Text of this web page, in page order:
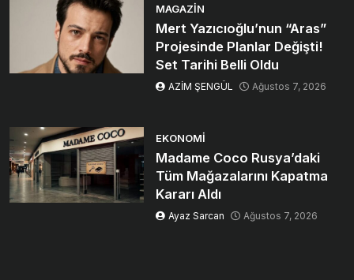
MAGAZIN
Mert Yazıcıoğlu’nun “Aras”
Projesinde Planlar Değişti!
Set Tarihi Belli Oldu
AZİM ŞENGÜL Ağustos 7, 2026
EKONOMI
Madame Coco Rusya’daki
Tüm Mağazalarını Kapatma
Kararı Aldı
Ayaz Sarcan Ağustos 7, 2026